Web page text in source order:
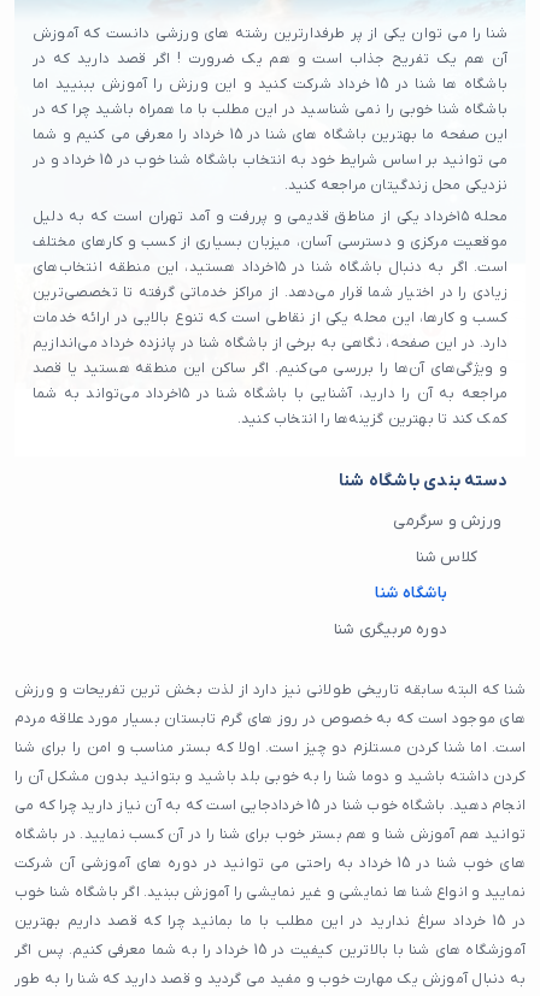
شنا را می توان یکی از پر طرفدارترین رشته های ورزشی دانست که آموزش
آن هم یک تفریح جذاب است و هم یک ضرورت ! اگر قصد دارید که در
باشگاه ها شنا در 15 خرداد شرکت کنید و این ورزش را آموزش ببنیید اما
باشگاه شنا خوبی را نمی شناسید در این مطلب با ما همراه باشید چرا که در
این صفحه ما بهترین باشگاه های شنا در 15 خرداد را معرفی می کنیم و شما
می توانید بر اساس شرایط خود به انتخاب باشگاه شنا خوب در 15 خرداد و در
نزدیکی محل زندگیتان مراجعه کنید.
محله ۱۵خرداد یکی از مناطق قدیمی و پررفت و آمد تهران است که به دلیل
موقعیت مرکزی و دسترسی آسان، میزبان بسیاری از کسب و کارهای مختلف
است. اگر به دنبال باشگاه شنا در ۱۵خرداد هستید، این منطقه انتخاب‌های
زیادی را در اختیار شما قرار می‌دهد. از مراکز خدماتی گرفته تا تخصصی‌ترین
کسب و کارها، این محله یکی از نقاطی است که تنوع بالایی در ارائه خدمات
دارد. در این صفحه، نگاهی به برخی از باشگاه شنا در پانزده خرداد می‌اندازیم
و ویژگی‌های آن‌ها را بررسی می‌کنیم. اگر ساکن این منطقه هستید یا قصد
مراجعه به آن را دارید، آشنایی با باشگاه شنا در ۱۵خرداد می‌تواند به شما
کمک کند تا بهترین گزینه‌ها را انتخاب کنید.
دسته بندی باشگاه شنا
ورزش و سرگرمی
کلاس شنا
باشگاه شنا
دوره مربیگری شنا
شنا که البته سابقه تاریخی طولانی نیز دارد از لذت بخش ترین تفریحات و ورزش
های موجود است که به خصوص در روز های گرم تابستان بسیار مورد علاقه مردم
است. اما شنا کردن مستلزم دو چیز است. اولا که بستر مناسب و امن را برای شنا
کردن داشته باشید و دوما شنا را به خوبی بلد باشید و بتوانید بدون مشکل آن را
انجام دهید. باشگاه خوب شنا در 15 خردادجایی است که به آن نیاز دارید چرا که می
توانید هم آموزش شنا و هم بستر خوب برای شنا را در آن کسب نمایید. در باشگاه
های خوب شنا در 15 خرداد به راحتی می توانید در دوره های آموزشی آن شرکت
نمایید و انواع شنا ها نمایشی و غیر نمایشی را آموزش ببنید. اگر باشگاه شنا خوب
در 15 خرداد سراغ ندارید در این مطلب با ما بمانید چرا که قصد داریم بهترین
آموزشگاه های شنا با بالاترین کیفیت در 15 خرداد را به شما معرفی کنیم. پس اگر
به دنبال آموزش یک مهارت خوب و مفید می گردید و قصد دارید که شنا را به طور